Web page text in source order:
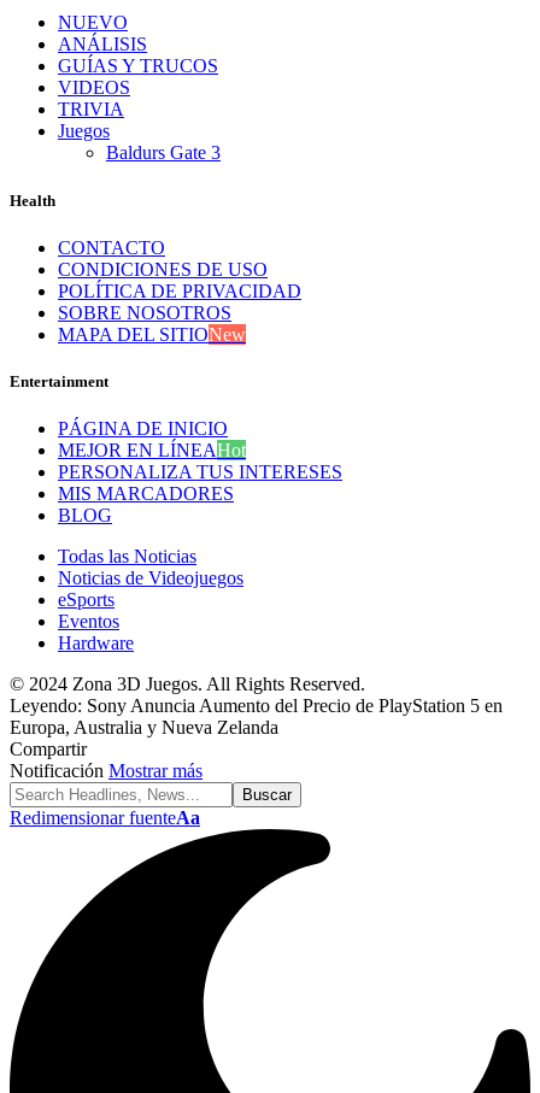
NUEVO
ANÁLISIS
GUÍAS Y TRUCOS
VIDEOS
TRIVIA
Juegos
Baldurs Gate 3
Health
CONTACTO
CONDICIONES DE USO
POLÍTICA DE PRIVACIDAD
SOBRE NOSOTROS
MAPA DEL SITIONew
Entertainment
PÁGINA DE INICIO
MEJOR EN LÍNEAHot
PERSONALIZA TUS INTERESES
MIS MARCADORES
BLOG
Todas las Noticias
Noticias de Videojuegos
eSports
Eventos
Hardware
© 2024 Zona 3D Juegos. All Rights Reserved.
Leyendo: Sony Anuncia Aumento del Precio de PlayStation 5 en
Europa, Australia y Nueva Zelanda
Compartir
Notificación Mostrar más
Redimensionar fuenteAa